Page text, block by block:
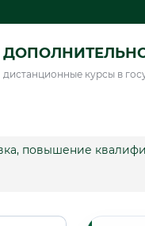
дистанционные курсы в
повышение